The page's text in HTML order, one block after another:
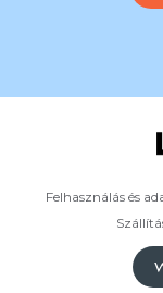
Felhasználás és